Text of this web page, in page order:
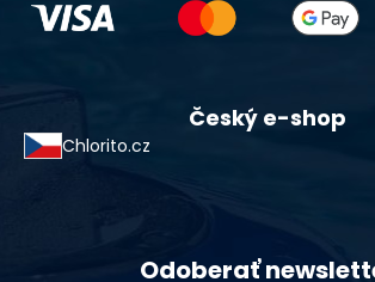
Český e-shop
Chlorito.cz
Odoberať